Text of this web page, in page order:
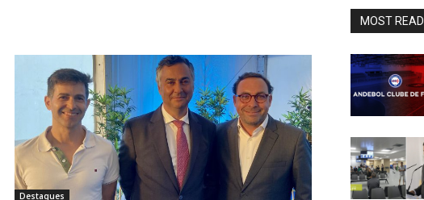
Destaques
MOST READ